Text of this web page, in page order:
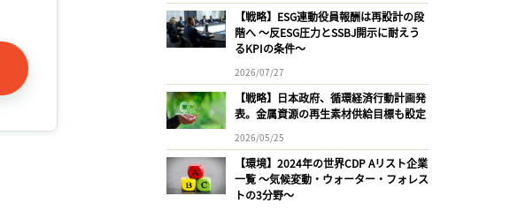
【戦略】ESG連動役員報酬は再設計の段
階へ 〜反ESG圧力とSSBJ開示に耐えう
るKPIの条件〜
2026/07/27
【戦略】日本政府、循環経済行動計画発
表。金属資源の再生素材供給目標も設定
2026/05/25
【環境】2024年の世界CDP Aリスト企業
一覧 〜気候変動・ウォーター・フォレス
トの3分野〜